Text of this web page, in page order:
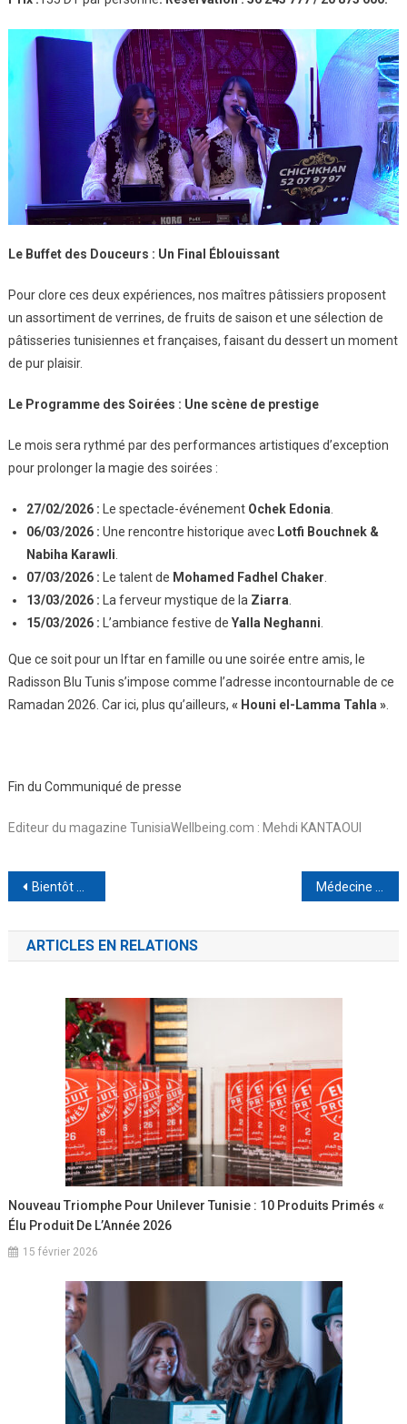
Le Buffet des Douceurs : Un Final Éblouissant
Pour clore ces deux expériences, nos maîtres pâtissiers proposent
un assortiment de verrines, de fruits de saison et une sélection de
pâtisseries tunisiennes et françaises, faisant du dessert un moment
de pur plaisir.
Le Programme des Soirées : Une scène de prestige
Le mois sera rythmé par des performances artistiques d’exception
pour prolonger la magie des soirées :
27/02/2026 : Le spectacle-événement Ochek Edonia.
06/03/2026 : Une rencontre historique avec Lotfi Bouchnek &
Nabiha Karawli.
07/03/2026 : Le talent de Mohamed Fadhel Chaker.
13/03/2026 : La ferveur mystique de la Ziarra.
15/03/2026 : L’ambiance festive de Yalla Neghanni.
Que ce soit pour un Iftar en famille ou une soirée entre amis, le
Radisson Blu Tunis s’impose comme l’adresse incontournable de ce
Ramadan 2026. Car ici, plus qu’ailleurs, « Houni el-Lamma Tahla ».
Fin du Communiqué de presse
Editeur du magazine TunisiaWellbeing.com : Mehdi KANTAOUI
Navigation
de
l’article
Bientôt disponible : Vivez une expérience Samsung Galaxy Camera fluide pour une création de contenu facile Médecine esthétique et bien-être : quand prendre soin de son apparence devient un acte de santé globale
ARTICLES EN RELATIONS
Nouveau Triomphe Pour Unilever Tunisie : 10 Produits Primés «
Élu Produit De L’Année 2026
15 février 2026